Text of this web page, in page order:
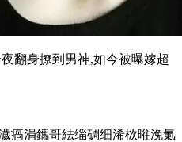
翻身撩到男神,如今被曝嫁超
瘑涓鑴哥紶缁碉细浠栨暀浼氭